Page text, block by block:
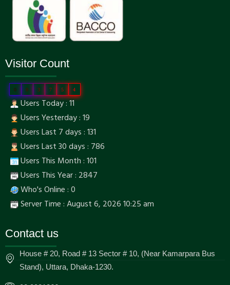
Visitor Count
0 0 3 7 5 4
Users Today : 11
Users Yesterday : 19
Users Last 7 days : 131
Users Last 30 days : 786
Users This Month : 101
Users This Year : 2847
Who's Online : 0
Server Time : August 6, 2026 10:25 am
Contact us
House # 20, Road # 13 Sector # 10, (Near Kamarpara Bus
Stand), Uttara, Dhaka-1230.